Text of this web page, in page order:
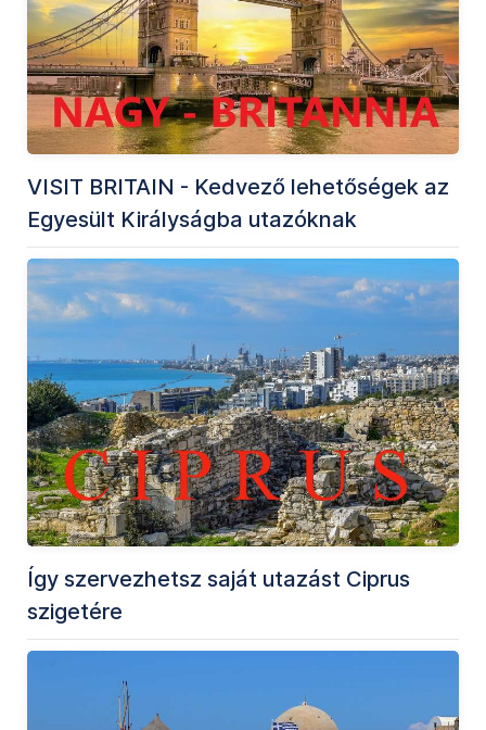
VISIT BRITAIN - Kedvező lehetőségek az
Egyesült Királyságba utazóknak
Így szervezhetsz saját utazást Ciprus
szigetére